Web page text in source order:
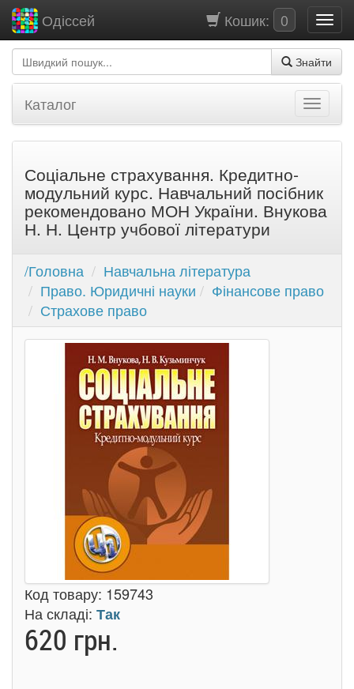
Кошик: 0
Одіссей
Знайти
Каталог
Соціальне страхування. Кредитно-
модульний курс. Навчальний посібник
рекомендовано МОН України. Внукова
Н. Н. Центр учбової літератури
/Головна
Навчальна література
Право. Юридичні науки
Фінансове право
Страхове право
Код товару: 159743
На складі: Так
620 грн.